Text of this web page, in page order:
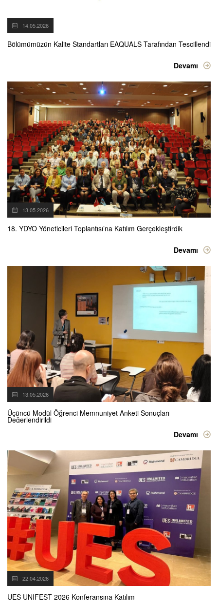
14.05.2026
Bölümümüzün Kalite Standartları EAQUALS Tarafından Tescillendi
Devamı
13.05.2026
18. YDYO Yöneticileri Toplantısı’na Katılım Gerçekleştirdik
Devamı
13.05.2026
Üçüncü Modül Öğrenci Memnuniyet Anketi Sonuçları
Değerlendirildi
Devamı
22.04.2026
UES UNIFEST 2026 Konferansına Katılım